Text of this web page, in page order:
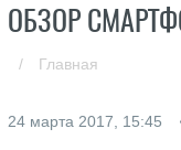
ОБЗОР
/ Главная
24 марта 2017, 15:45